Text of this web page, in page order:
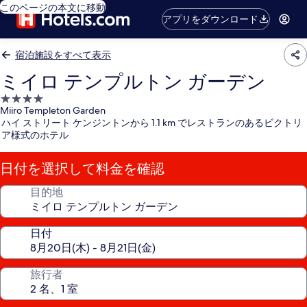
このページの本文に移動
アプリをダウンロード
宿泊施設をすべて表示
ミイロ テンプルトン ガーデン
4.0
つ
星
泊
施
設
Miiro Templeton Garden
ハイ ストリート ケンジントンから 1.1 km でレストランのあるビクトリ
ア様式のホテル
日付を選択して料金を確認
目的地
日付
旅行者